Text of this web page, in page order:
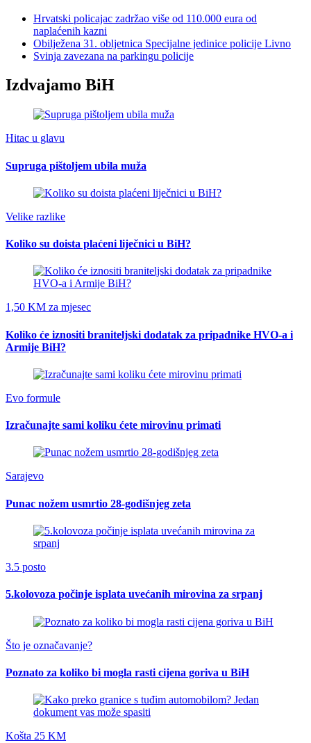
Hrvatski policajac zadržao više od 110.000 eura od
naplaćenih kazni
Obilježena 31. obljetnica Specijalne jedinice policije Livno
Svinja zavezana na parkingu policije
Izdvajamo BiH
Hitac u glavu
Supruga pištoljem ubila muža
Velike razlike
Koliko su doista plaćeni liječnici u BiH?
1,50 KM za mjesec
Koliko će iznositi braniteljski dodatak za pripadnike HVO-a i
Armije BiH?
Evo formule
Izračunajte sami koliku ćete mirovinu primati
Sarajevo
Punac nožem usmrtio 28-godišnjeg zeta
3.5 posto
5.kolovoza počinje isplata uvećanih mirovina za srpanj
Što je označavanje?
Poznato za koliko bi mogla rasti cijena goriva u BiH
Košta 25 KM